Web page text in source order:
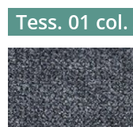
Tess. 01